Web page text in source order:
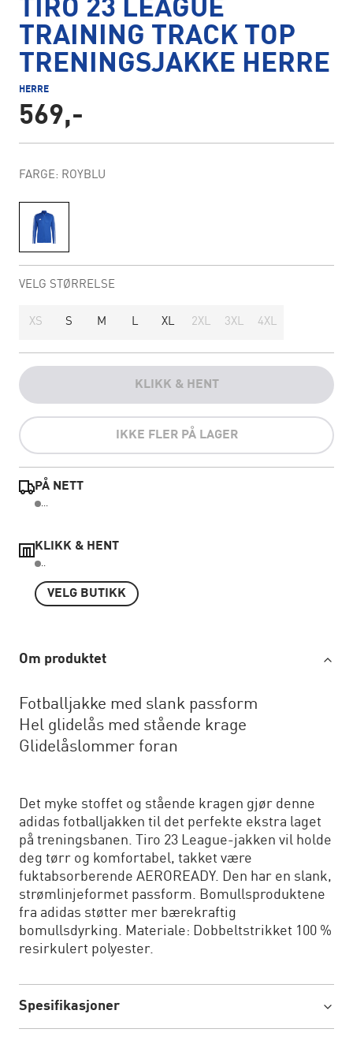
TIRO 23 LEAGUE
TRAINING TRACK TOP
TRENINGSJAKKE HERRE
HERRE
569,-
FARGE: ROYBLU
VELG STØRRELSE
XS S M L XL 2XL 3XL 4XL
KLIKK & HENT
IKKE FLER PÅ LAGER
PÅ NETT
...
KLIKK & HENT
..
VELG BUTIKK
Om produktet
Fotballjakke med slank passform
Hel glidelås med stående krage
Glidelåslommer foran
Det myke stoffet og stående kragen gjør denne
adidas fotballjakken til det perfekte ekstra laget
på treningsbanen. Tiro 23 League-jakken vil holde
deg tørr og komfortabel, takket være
fuktabsorberende AEROREADY. Den har en slank,
strømlinjeformet passform. Bomullsproduktene
fra adidas støtter mer bærekraftig
bomullsdyrking. Materiale: Dobbeltstrikket 100 %
resirkulert polyester.
Spesifikasjoner